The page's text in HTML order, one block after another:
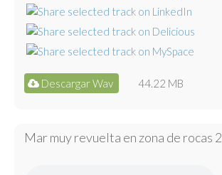
Descargar Wav 44.22 MB
Mar muy revuelta en zona de rocas 2